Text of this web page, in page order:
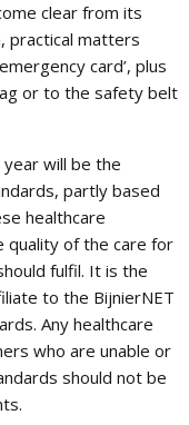
clear from its
practical matters
card’, plus
or to the safety belt
will be the
partly based
healthcare
quality of the care for
fulfil. It is the
to the BijnierNET
Any healthcare
who are unable or
should not be